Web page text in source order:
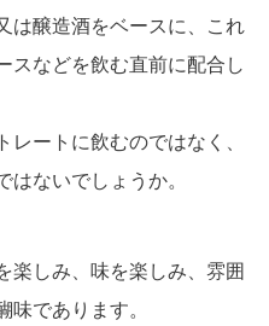
は醸造酒をベースに、これ
スなどを飲む直前に配合し
ートに飲むのではなく、
ないでしょうか。
楽しみ、味を楽しみ、雰囲
味であります。